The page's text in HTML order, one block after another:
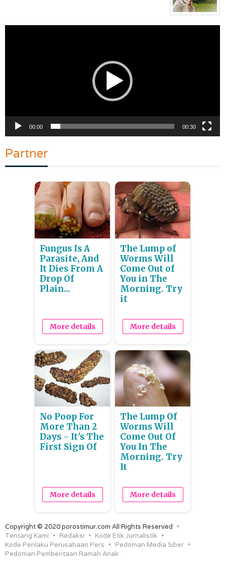
00:00 00:30
Partner
Fungus Is A
Parasite, And
It Dies From A
Drop Of
Plain...
More details
The Lump of
Worms Will
Come Out of
You in The
Morning. Try
it
More details
No Poop For
More Than 2
Days - It's The
First Sign Of
More details
The Lump Of
Worms Will
Come Out Of
You In The
Morning. Try
It
More details
Copyright © 2020 porostimur.com All Rights Reserved
Tentang Kami
Redaksi
Kode Etik Jurnalistik
Kode Perilaku Perusahaan Pers
Pedoman Media Siber
Pedoman Pemberitaan Ramah Anak